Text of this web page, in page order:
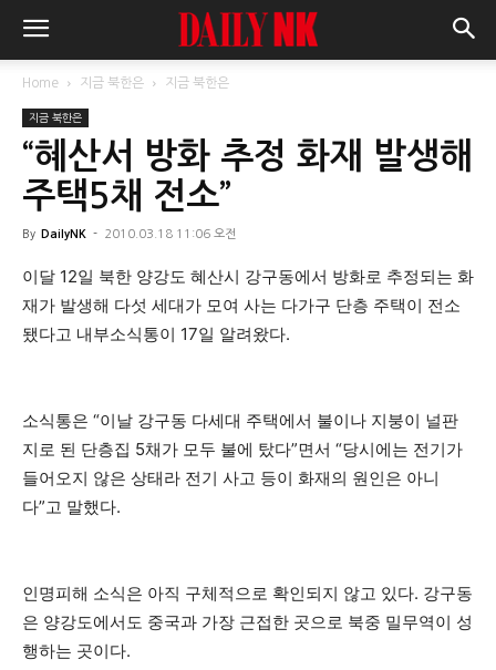
Home 지금 북한은 지금 북한은
지금 북한은
“혜산서 방화 추정 화재 발생해
주택5채 전소”
By DailyNK - 2010.03.18 11:06 오전
이달 12일 북한 양강도 혜산시 강구동에서 방화로 추정되는 화
재가 발생해 다섯 세대가 모여 사는 다가구 단층 주택이 전소
됐다고 내부소식통이 17일 알려왔다.
소식통은 “이날 강구동 다세대 주택에서 불이나 지붕이 널판
지로 된 단층집 5채가 모두 불에 탔다”면서 “당시에는 전기가
들어오지 않은 상태라 전기 사고 등이 화재의 원인은 아니
다”고 말했다.
인명피해 소식은 아직 구체적으로 확인되지 않고 있다. 강구동
은 양강도에서도 중국과 가장 근접한 곳으로 북중 밀무역이 성
행하는 곳이다.